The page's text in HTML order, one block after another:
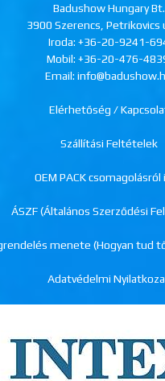
Badushow Hungary Bt.
3900 Szerencs, Petrikovics
Iroda: +36-20-9241-
Mobil: +36-20-476-
Email:
Elérhetőség /
Szállítási Feltételek
OEM PACK csomagolásról
ÁSZF (Általános Szerződési
menete (Hogyan tud
Adatvédelmi